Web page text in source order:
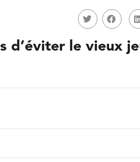
d’éviter le vieux